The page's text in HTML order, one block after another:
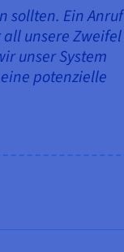
sollten. Ein Anruf
unsere Zweifel
unser System
potenzielle